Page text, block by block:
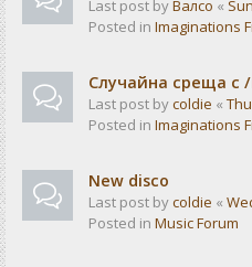
Last post byВалсо «
Posted in Imaginations
Случайна среща с
Last post bycoldie «
Posted in Imaginations
New disco
Last post bycoldie «
Posted in Music Forum